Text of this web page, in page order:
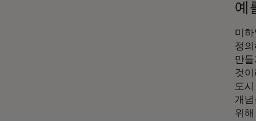
예
미
정
만
것
도
개
위